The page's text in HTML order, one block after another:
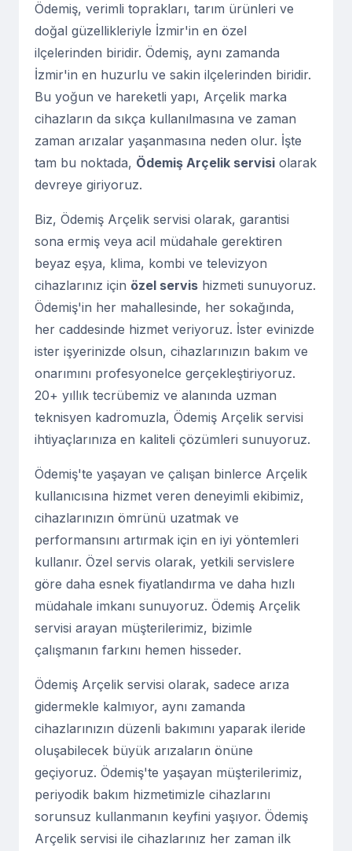
Ödemiş, verimli toprakları, tarım ürünleri ve
doğal güzellikleriyle İzmir'in en özel
ilçelerinden biridir. Ödemiş, aynı zamanda
İzmir'in en huzurlu ve sakin ilçelerinden biridir.
Bu yoğun ve hareketli yapı, Arçelik marka
cihazların da sıkça kullanılmasına ve zaman
zaman arızalar yaşanmasına neden olur. İşte
tam bu noktada, Ödemiş Arçelik servisi olarak
devreye giriyoruz.
Biz, Ödemiş Arçelik servisi olarak, garantisi
sona ermiş veya acil müdahale gerektiren
beyaz eşya, klima, kombi ve televizyon
cihazlarınız için özel servis hizmeti sunuyoruz.
Ödemiş'in her mahallesinde, her sokağında,
her caddesinde hizmet veriyoruz. İster evinizde
ister işyerinizde olsun, cihazlarınızın bakım ve
onarımını profesyonelce gerçekleştiriyoruz.
20+ yıllık tecrübemiz ve alanında uzman
teknisyen kadromuzla, Ödemiş Arçelik servisi
ihtiyaçlarınıza en kaliteli çözümleri sunuyoruz.
Ödemiş'te yaşayan ve çalışan binlerce Arçelik
kullanıcısına hizmet veren deneyimli ekibimiz,
cihazlarınızın ömrünü uzatmak ve
performansını artırmak için en iyi yöntemleri
kullanır. Özel servis olarak, yetkili servislere
göre daha esnek fiyatlandırma ve daha hızlı
müdahale imkanı sunuyoruz. Ödemiş Arçelik
servisi arayan müşterilerimiz, bizimle
çalışmanın farkını hemen hisseder.
Ödemiş Arçelik servisi olarak, sadece arıza
gidermekle kalmıyor, aynı zamanda
cihazlarınızın düzenli bakımını yaparak ileride
oluşabilecek büyük arızaların önüne
geçiyoruz. Ödemiş'te yaşayan müşterilerimiz,
periyodik bakım hizmetimizle cihazlarını
sorunsuz kullanmanın keyfini yaşıyor. Ödemiş
Arçelik servisi ile cihazlarınız her zaman ilk